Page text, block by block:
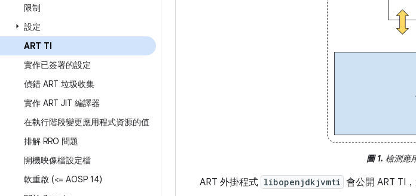
限制
設定
ART TI
實作已簽署的設定
偵錯 ART 垃圾收集
實作 ART JIT 編譯器
在執行階段變更應用程式資源的值
排解 RRO 問題
開機映像檔設定檔
軟重啟 (<= AOSP 14)
圖 1. 檢測應
ART 外掛程式 libopenjdkjvmti 會公開 ART TI